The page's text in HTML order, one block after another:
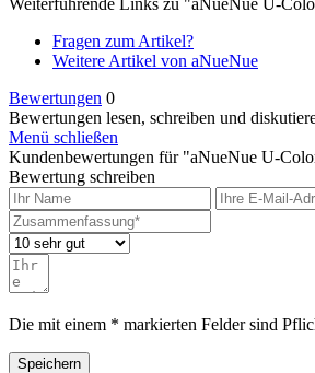
Fragen zum Artikel?
Weitere Artikel von aNueNue
Bewertungen 0
Bewertungen lesen, schreiben und
Menü schließen
Kundenbewertungen für "aNueNue U-
Bewertung schreiben
Die mit einem * markierten Felder sind
Speichern